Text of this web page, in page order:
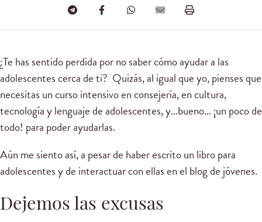
¿Te has sentido perdida por no saber cómo ayudar a las
adolescentes cerca de ti? Quizás, al igual que yo, pienses que
necesitas un curso intensivo en consejería, en cultura,
tecnología y lenguaje de adolescentes, y…bueno… ¡un poco de
todo! para poder ayudarlas.
Aún me siento así, a pesar de haber escrito un libro para
adolescentes y de interactuar con ellas en el blog de jóvenes.
Dejemos las excusas